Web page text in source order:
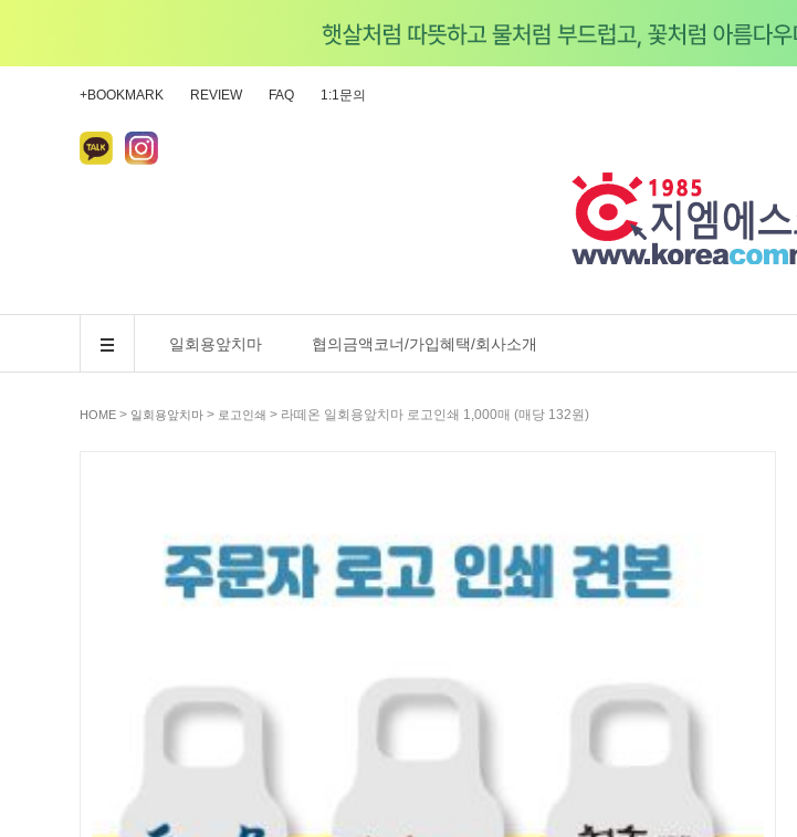
+BOOKMARK REVIEW FAQ 1:1문의
일회용앞치마 협의금액코너/가입혜택/회사소개
HOME > 일회용앞치마 > 로고인쇄 > 라떼온 일회용앞치마 로고인쇄 1,000매 (매당 132원)